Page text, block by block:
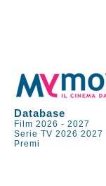
Database
Film 2026 -2027
Serie TV 2026 2027
Premi